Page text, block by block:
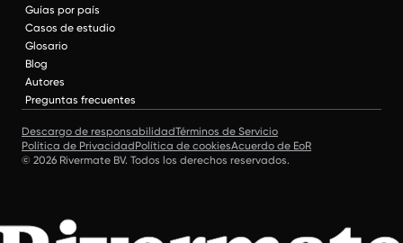
Guías por país
Casos de estudio
Glosario
Blog
Autores
Preguntas frecuentes
Descargo de responsabilidadTérminos de Servicio
Política de PrivacidadPolítica de cookiesAcuerdo de EoR
© 2026 Rivermate BV. Todos los derechos reservados.